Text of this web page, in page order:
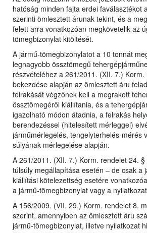
hatóság minden fajta erdei faválasztékot
szerinti ömlesztett árunak tekint, és a
felett arra vonatkozóan megkövetelik az
tömegbizonylat kitöltését.
A jármű-tömegbizonylatot a 10 tonnát
legnagyobb össztömegű
részvételéhez a 261/2011. (XII. 7.)
bekezdése alapján az ömlesztett áru
felrakását végzőnek kell a megrakott
össztömegéről kiállítania, és a
igazolható módon átadnia, a felrakás
berendezéssel (hitelesített mérleggel)
járműmérlegelés, tengelyterhelés-mérés
súlyának mérlegelése alapján.
A 261/2011. (XII. 7.) Korm. rendelet 24.
túlsúly megállapítása esetén – de csak a
kiállítási kötelezettség esetére
a jármű-tömegbizonylat vagy a
A 156/2009. (VII. 29.) Korm. rendelet 8.
szerint, amennyiben az ömlesztett áru
jármű-tömegbizonylat, illetve nyilatkozat